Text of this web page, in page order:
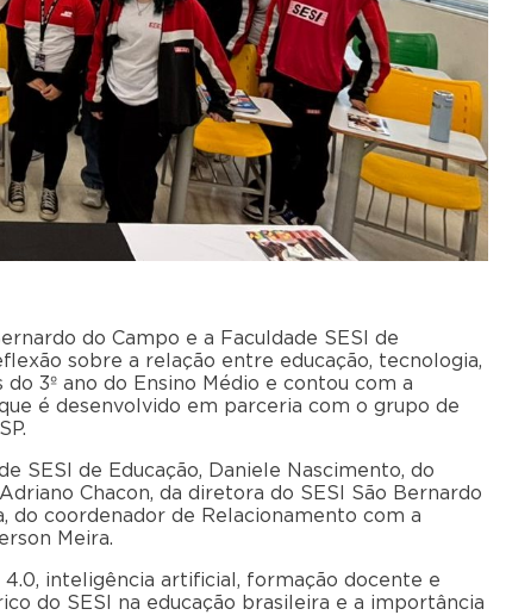
do Campo e a Faculdade SESI de
sobre a relação entre educação, tecnologia,
3º ano do Ensino Médio e contou com a
é desenvolvido em parceria com o grupo de
SESI de Educação, Daniele Nascimento, do
Chacon, da diretora do SESI São Bernardo
do coordenador de Relacionamento com a
Meira.
inteligência artificial, formação docente e
do SESI na educação brasileira e a importância